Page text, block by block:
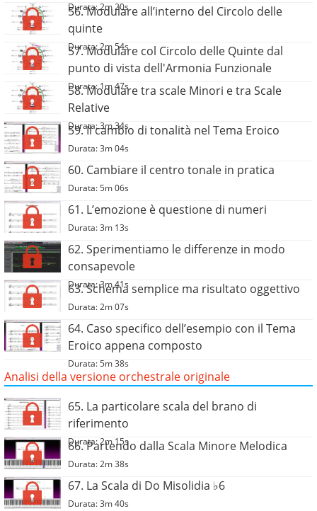
Durata: 2m 20s
56. Modulare all’interno del Circolo delle
quinte
Durata: 2m 54s
57. Modulare col Circolo delle Quinte dal
punto di vista dell'Armonia Funzionale
Durata: 1m 47s
58. Modulare tra scale Minori e tra Scale
Relative
Durata: 3m 34s
59. Il cambio di tonalità nel Tema Eroico
Durata: 3m 04s
60. Cambiare il centro tonale in pratica
Durata: 5m 06s
61. L’emozione è questione di numeri
Durata: 3m 13s
62. Sperimentiamo le differenze in modo
consapevole
Durata: 3m 41s
63. Schema semplice ma risultato oggettivo
Durata: 2m 07s
64. Caso specifico dell’esempio con il Tema
Eroico appena composto
Durata: 5m 38s
Analisi della versione orchestrale originale
65. La particolare scala del brano di
riferimento
Durata: 2m 15s
66. Partendo dalla Scala Minore Melodica
Durata: 2m 38s
67. La Scala di Do Misolidia ♭6
Durata: 3m 40s